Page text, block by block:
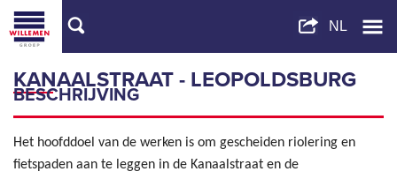
KANAALSTRAAT - LEOPOLDSBURG
BESCHRIJVING
Het hoofddoel van de werken is om gescheiden riolering en
fietspaden aan te leggen in de Kanaalstraat en de